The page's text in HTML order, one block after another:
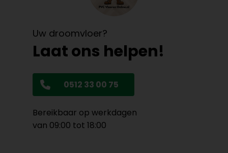
Uw droomvloer?
Laat ons helpen!
0512 33 00 75
Bereikbaar op werkdagen
van 09:00 tot 18:00